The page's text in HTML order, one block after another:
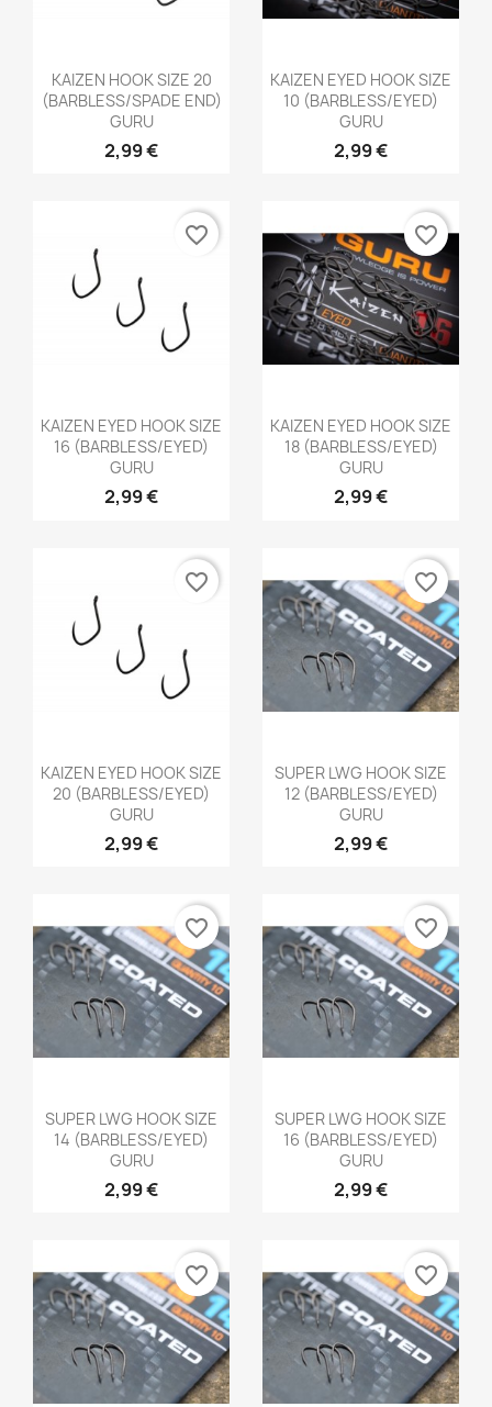
Aperçu rapide
KAIZEN HOOK SIZE 20
(BARBLESS/SPADE END)
GURU
2,99 €
Aperçu rapide
KAIZEN EYED HOOK SIZE
10 (BARBLESS/EYED)
GURU
2,99 €
Aperçu rapide
KAIZEN EYED HOOK SIZE
16 (BARBLESS/EYED)
GURU
2,99 €
favorite_border
Aperçu rapide
KAIZEN EYED HOOK SIZE
18 (BARBLESS/EYED)
GURU
2,99 €
favorite_border
Aperçu rapide
KAIZEN EYED HOOK SIZE
20 (BARBLESS/EYED)
GURU
2,99 €
favorite_border
Aperçu rapide
SUPER LWG HOOK SIZE
12 (BARBLESS/EYED)
GURU
2,99 €
favorite_border
Aperçu rapide
SUPER LWG HOOK SIZE
14 (BARBLESS/EYED)
GURU
2,99 €
favorite_border
Aperçu rapide
SUPER LWG HOOK SIZE
16 (BARBLESS/EYED)
GURU
2,99 €
favorite_border
favorite_border favorite_border